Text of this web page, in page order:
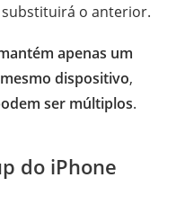
o anterior.
apenas um
dispositivo,
ser múltiplos.
do iPhone